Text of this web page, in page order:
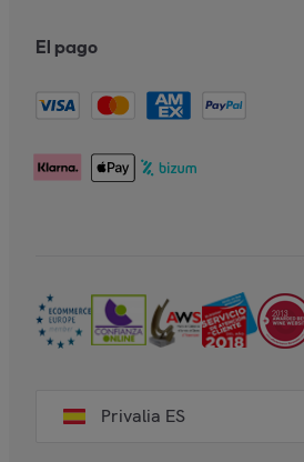
El pago
Privalia ES